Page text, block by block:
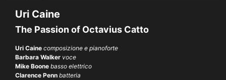
Uri Caine
The Passion of Octavius Catto
Uri Caine composizione e pianoforte
Barbara Walker voce
Mike Boone basso elettrico
Clarence Penn batteria